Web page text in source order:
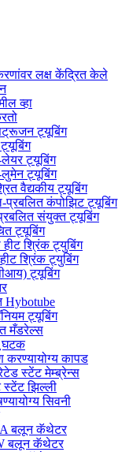
लक्ष केंद्रित केले
व्हा
ट्यूबिंग
लेयर ट्यूबिंग
लुमेन ट्यूबिंग
वैद्यकीय ट्यूबिंग
प्रबलित कंपोझिट ट्यूबिंग
संयुक्त ट्यूबिंग
ट्यूबिंग
हीट श्रिंक ट्युबिंग
श्रिंक ट्युबिंग
ट्यूबिंग
Hybotube
ट्यूबिंग
मँडरेल्स
घटक
करण्यायोग्य कापड
स्टेंट मेम्ब्रेन्स
स्टेंट झिल्ली
सिवनी
बलून कॅथेटर
बलून कॅथेटर